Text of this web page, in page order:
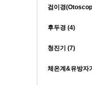
검이경
후두경 (4)
청진기 (7)
체온계&유방자